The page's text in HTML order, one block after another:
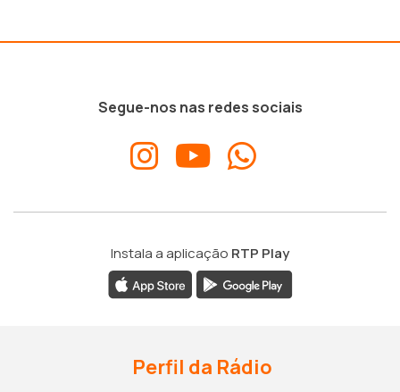
Segue-nos nas redes sociais
Instala a aplicação RTP Play
Perfil da Rádio